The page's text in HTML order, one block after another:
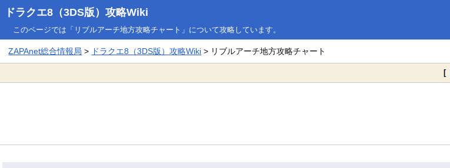
ドラクエ8（3DS版）攻略Wiki
このページでは「リブルアーチ地方攻略チャート」について攻略しています。
ZAPAnet総合情報局 > ドラクエ8（3DS版）攻略Wiki > リブルアーチ地方攻略チャート
[